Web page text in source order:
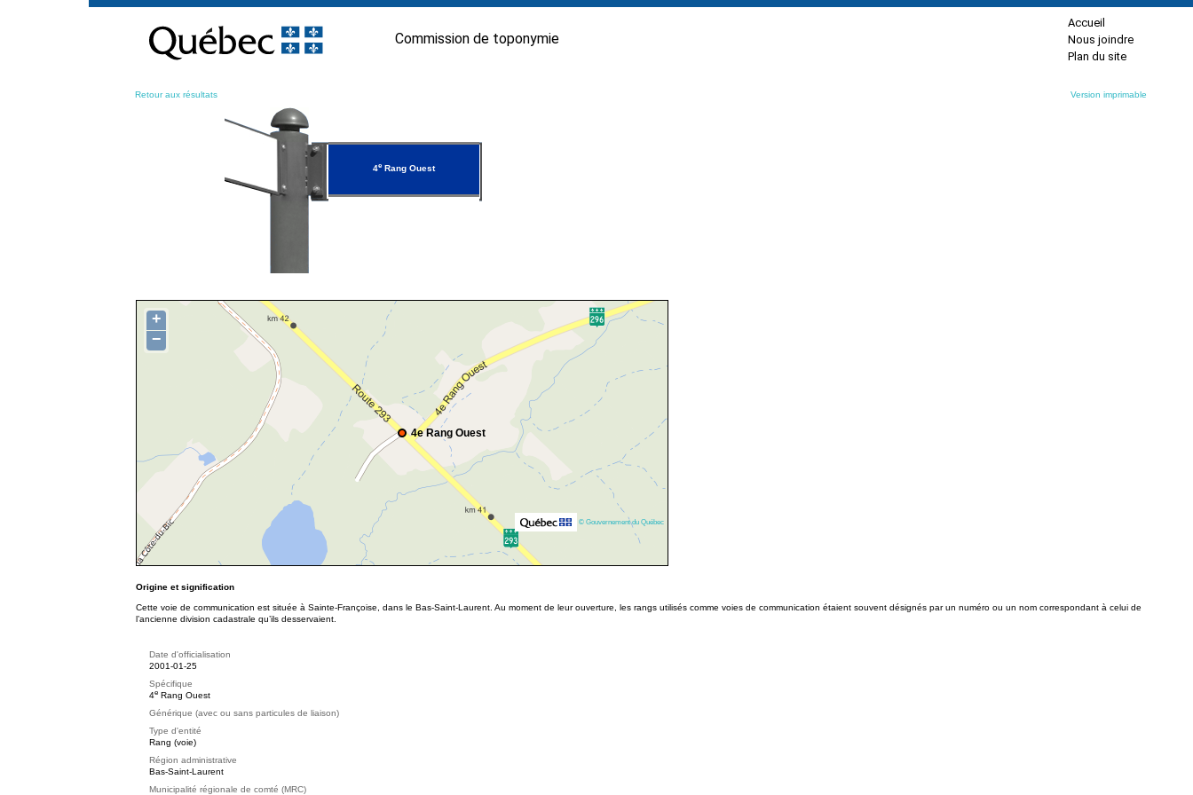
contenu
Commission de toponymie
Accueil
Nous joindre
Plan du site
Retour aux résultats Version imprimable
4eRang Ouest
4e Rang Ouest
+
−
© Gouvernement du Québec
Origine et signification
Cette voie de communication est située à Sainte-Françoise, dans le Bas-Saint-Laurent. Au moment de leur ouverture, les rangs utilisés comme voies de communication étaient souvent désignés par un numéro ou un nom correspondant à celui de
l’ancienne division cadastrale qu’ils desservaient.
Date d'officialisation
2001-01-25
Spécifique
4e Rang Ouest
Générique (avec ou sans particules de liaison)
Type d'entité
Rang (voie)
Région administrative
Bas-Saint-Laurent
Municipalité régionale de comté (MRC)